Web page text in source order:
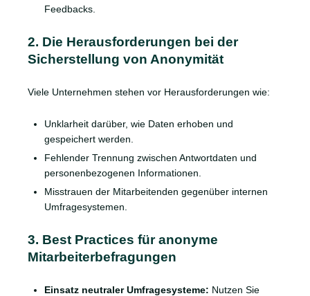
Feedbacks.
2. Die Herausforderungen bei der
Sicherstellung von Anonymität
Viele Unternehmen stehen vor Herausforderungen wie:
Unklarheit darüber, wie Daten erhoben und
gespeichert werden.
Fehlender Trennung zwischen Antwortdaten und
personenbezogenen Informationen.
Misstrauen der Mitarbeitenden gegenüber internen
Umfragesystemen.
3. Best Practices für anonyme
Mitarbeiterbefragungen
Einsatz neutraler Umfragesysteme: Nutzen Sie